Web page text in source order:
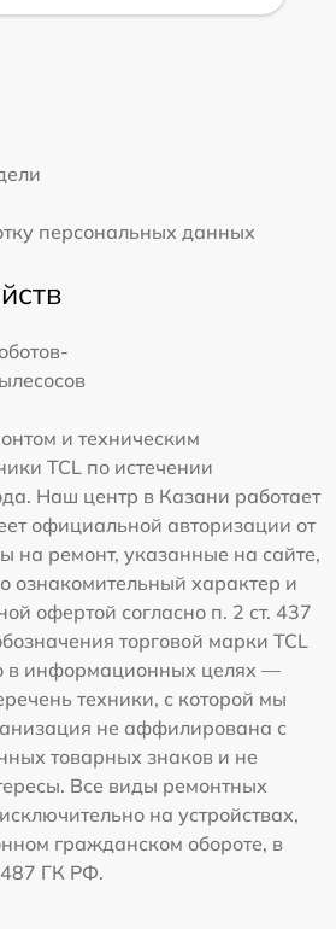
персональных данных
и техническим
TCL по истечении
Наш центр в Казани работает
официальной авторизации от
на ремонт, указанные на сайте,
ознакомительный характер и
офертой согласно п. 2 ст. 437
торговой марки TCL
в информационных целях —
техники, с которой мы
не аффилирована с
товарных знаков и не
Все виды ремонтных
на устройствах,
гражданском обороте, в
ГК РФ.